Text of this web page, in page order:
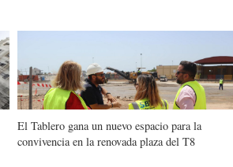
El Tablero gana un nuevo espacio para la
convivencia en la renovada plaza del T8